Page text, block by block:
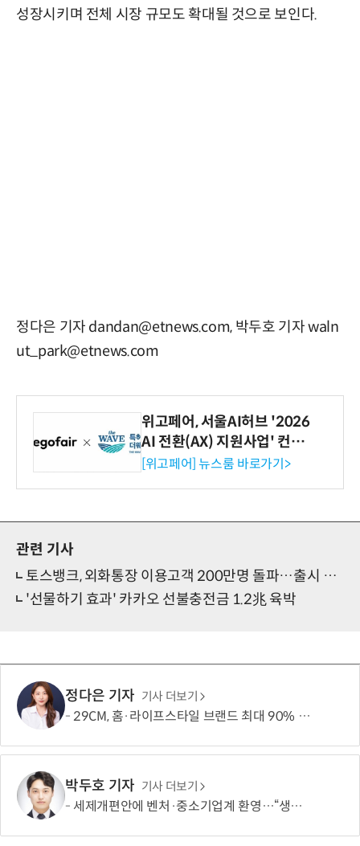
성장시키며 전체 시장 규모도 확대될 것으로 보인다.
정다은 기자 dandan@etnews.com, 박두호 기자 waln
ut_park@etnews.com
위고페어, 서울AI허브 '2026
AI 전환(AX) 지원사업' 컨소
시엄 선정
[위고페어] 뉴스룸 바로가기>
관련 기사
토스뱅크, 외화통장 이용고객 200만명 돌파…출시 11개월만
'선물하기 효과' 카카오 선불충전금 1.2兆 육박
정다은 기자 기사 더보기
29CM, 홈·라이프스타일 브랜드 최대 90% 할인 '이구홈위크' 실시
박두호 기자 기사 더보기
세제개편안에 벤처·중소기업계 환영…“생태계 성장 기반 확충”